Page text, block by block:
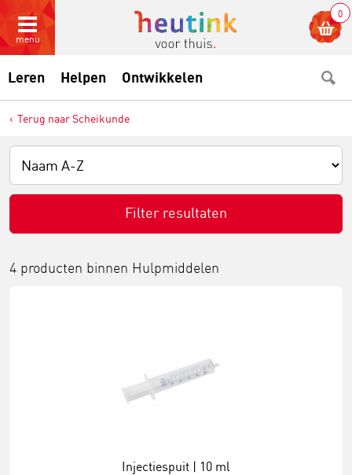
menu
0
Leren Helpen Ontwikkelen
Terug naar Scheikunde
Filter resultaten
4 producten binnen Hulpmiddelen
Injectiespuit | 10 ml